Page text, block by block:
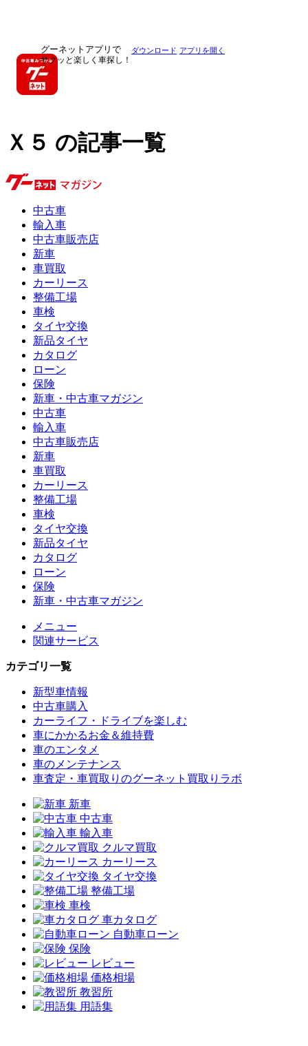
グーネットアプリで
サクッと楽しく車探し！
ダウンロード アプリを開く
Ｘ５ の記事一覧
中古車
輸入車
中古車販売店
新車
車買取
カーリース
整備工場
車検
タイヤ交換
新品タイヤ
カタログ
ローン
保険
新車・中古車マガジン
中古車
輸入車
中古車販売店
新車
車買取
カーリース
整備工場
車検
タイヤ交換
新品タイヤ
カタログ
ローン
保険
新車・中古車マガジン
メニュー
関連サービス
カテゴリ一覧
新型車情報
中古車購入
カーライフ・ドライブを楽しむ
車にかかるお金＆維持費
車のエンタメ
車のメンテナンス
車査定・車買取りのグーネット買取りラボ
新車
中古車
輸入車
クルマ買取
カーリース
タイヤ交換
整備工場
車検
車カタログ
自動車ローン
保険
レビュー
価格相場
教習所
用語集